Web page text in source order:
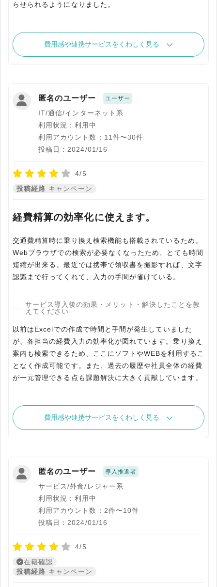
らせられるようになりました。
費用感や連携サービスをくわしく見る
匿名のユーザー ユーザー
IT/通信/インターネット系
利用状況：利用中
利用アカウント数：11件〜30件
投稿日：2024/01/16
4/5
投稿経路 キャンペーン
経費精算の効率化に使えます。
交通費精算時に乗り換え検索機能も搭載されているため。
Webブラウザでの検索が必要なくなったため、とても時間
短縮が出来る。最近では携帯で領収書を撮影すれば、文字
認識まで行ってくれて、入力の手間が省けている。
サービス導入後の効果・メリット・解決したことを教
えてください
以前はExcelでの作成で時間と手間が発生していました
が、各担当の経費入力の効率化が図れています。乗り換え
案内も検索できるため、ここにソフトやWEBを利用するこ
となく作成可能です。また、過去の履歴や社員全体の経費
が一元管理できる点も課題解決に大きく貢献しています。
費用感や連携サービスをくわしく見る
匿名のユーザー 導入推進者
サービス/外食/レジャー系
利用状況：利用中
利用アカウント数：2件〜10件
投稿日：2024/01/16
4/5
在籍確認
投稿経路 キャンペーン